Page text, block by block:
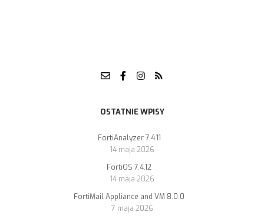
OSTATNIE WPISY
FortiAnalyzer 7.4.11
14 maja 2026
FortiOS 7.4.12
14 maja 2026
FortiMail Appliance and VM 8.0.0
7 maja 2026